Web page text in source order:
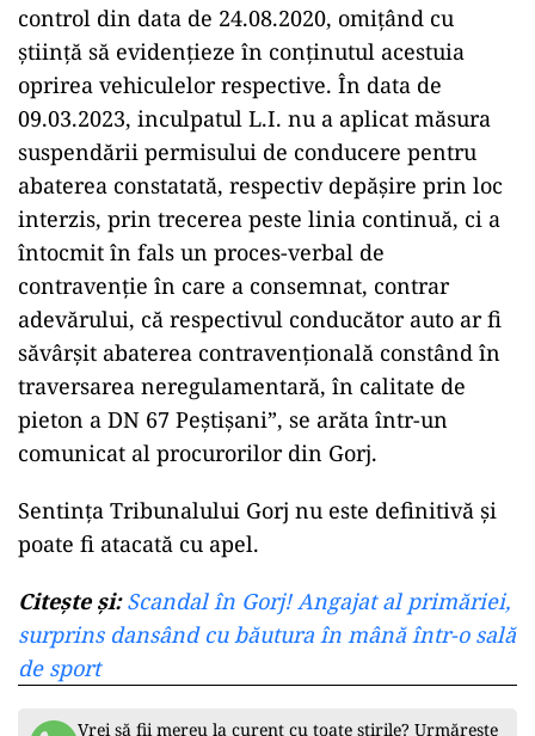
control din data de 24.08.2020, omițând cu
știință să evidențieze în conținutul acestuia
oprirea vehiculelor respective. În data de
09.03.2023, inculpatul L.I. nu a aplicat măsura
suspendării permisului de conducere pentru
abaterea constatată, respectiv depăşire prin loc
interzis, prin trecerea peste linia continuă, ci a
întocmit în fals un proces-verbal de
contravenţie în care a consemnat, contrar
adevărului, că respectivul conducător auto ar fi
săvârşit abaterea contravenţională constând în
traversarea neregulamentară, în calitate de
pieton a DN 67 Peştişani”, se arăta într-un
comunicat al procurorilor din Gorj.
Sentința Tribunalului Gorj nu este definitivă și
poate fi atacată cu apel.
Citeşte şi:Scandal în Gorj! Angajat al primăriei,
surprins dansând cu băutura în mână într-o sală
de sport
Vrei să fii mereu la curent cu toate știrile? Urmărește